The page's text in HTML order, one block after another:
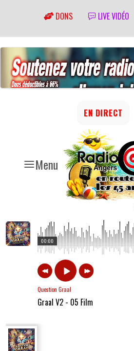
DONS LIVE VIDÉO
Menu
EN DIRECT
00:00
Question Graal
Graal V2 - 05 Film